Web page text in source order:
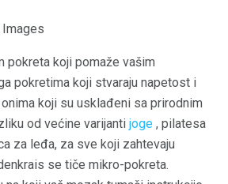
pokreta koji pomaže vašim
pokretima koji stvaraju napetost i
koji su usklađeni sa prirodnim
od većine varijanti joge , pilatesa
za leđa, za sve koji zahtevaju
se tiče mikro-pokreta.